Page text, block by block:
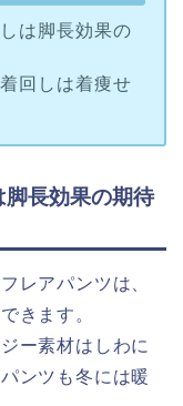
は脚長効果の
回しは着痩せ
脚長効果の期待
レアパンツは、
きます。
ー素材はしわに
ンツも冬には暖